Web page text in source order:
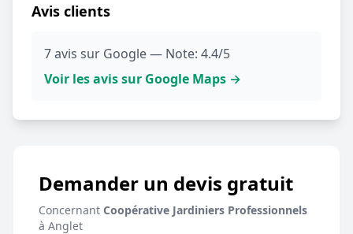
Avis clients
7 avis sur Google — Note: 4.4/5
Voir les avis sur Google Maps →
Demander un devis gratuit
Concernant Coopérative Jardiniers Professionnels
à Anglet